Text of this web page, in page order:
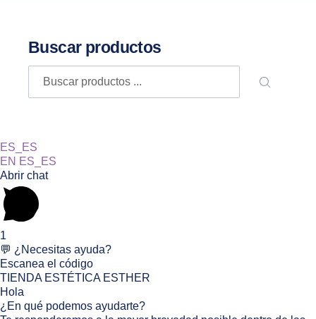
Buscar productos
Buscar
BUSCAR
ES_ES
EN ES_ES
Abrir chat
1
💬 ¿Necesitas ayuda?
Escanea el código
TIENDA ESTÉTICA ESTHER
Hola
¿En qué podemos ayudarte?